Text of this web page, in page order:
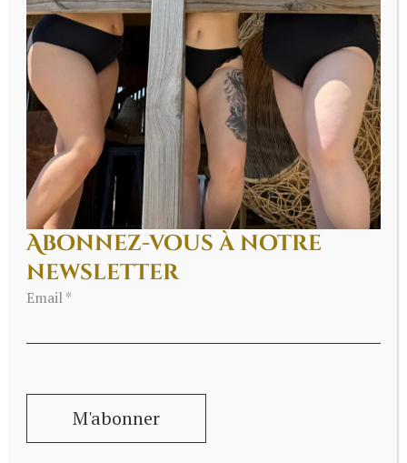
Ils permettent :
à d’autres femmes de nous découvrir,
de rassurer les nouvelles clientes,
et de continuer à faire vivre une boutique
basée sur le conseil humain et l’expertise
lingerie.
Pourquoi vos avis sont
si importants pour une
Abonnez-vous à notre
newsletter
Email *